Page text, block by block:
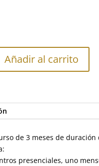
Añadir al carrito
de 3 meses de duración
presenciales, uno